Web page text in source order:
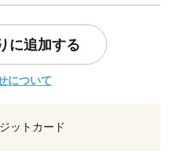
に追加する
について
ットカード